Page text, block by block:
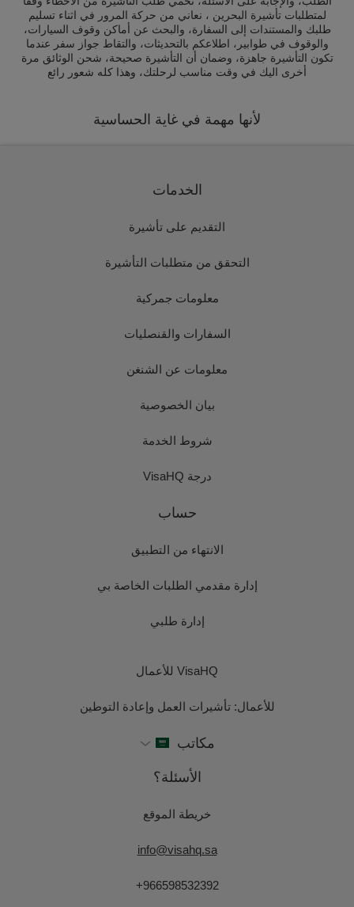
لمتطلبات تأشيرة البحرين ، نعاني من حركة المرور في اثناء تسليم
طلبك والمستندات إلى السفارة، والبحث عن أماكن وقوف السيارات،
والوقوف في طوابير، اطلاعكم بالتحديثات، والتقاط جواز سفر عندما
تكون التأشيرة جاهزة، وضمان أن التأشيرة صحيحة، شحن الوثائق مرة
أخرى اليك في وقت مناسب لرحلتك، وهذا كله شعور رائع
لأنها مهمة في غاية الحساسية
الخدمات
التقديم على تأشيرة
التحقق من متطلبات التأشيرة
معلومات جمركية
السفارات والقنصليات
معلومات عن الشنغن
بيان الخصوصية
شروط الخدمة
درجة VisaHQ
حساب
الانتهاء من التطبيق
إدارة مقدمي الطلبات الخاصة بي
إدارة طلبي
VisaHQ للأعمال
للأعمال: تأشيرات العمل وإعادة التوطين
مكاتب
الأسئلة؟
خريطة الموقع
info@visahq.sa
+966598532392